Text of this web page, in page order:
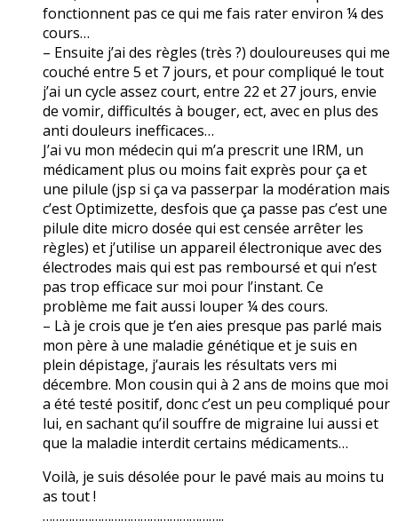
fonctionnent pas ce qui me fais rater environ ¼ des
cours…
– Ensuite j’ai des règles (très ?) douloureuses qui me
couché entre 5 et 7 jours, et pour compliqué le tout
j’ai un cycle assez court, entre 22 et 27 jours, envie
de vomir, difficultés à bouger, ect, avec en plus des
anti douleurs inefficaces…
J’ai vu mon médecin qui m’a prescrit une IRM, un
médicament plus ou moins fait exprès pour ça et
une pilule (jsp si ça va passerpar la modération mais
c’est Optimizette, desfois que ça passe pas c’est une
pilule dite micro dosée qui est censée arrêter les
règles) et j’utilise un appareil électronique avec des
électrodes mais qui est pas remboursé et qui n’est
pas trop efficace sur moi pour l’instant. Ce
problème me fait aussi louper ¼ des cours.
– Là je crois que je t’en aies presque pas parlé mais
mon père à une maladie génétique et je suis en
plein dépistage, j’aurais les résultats vers mi
décembre. Mon cousin qui à 2 ans de moins que moi
a été testé positif, donc c’est un peu compliqué pour
lui, en sachant qu’il souffre de migraine lui aussi et
que la maladie interdit certains médicaments…
Voilà, je suis désolée pour le pavé mais au moins tu
as tout !
………………………………………………..